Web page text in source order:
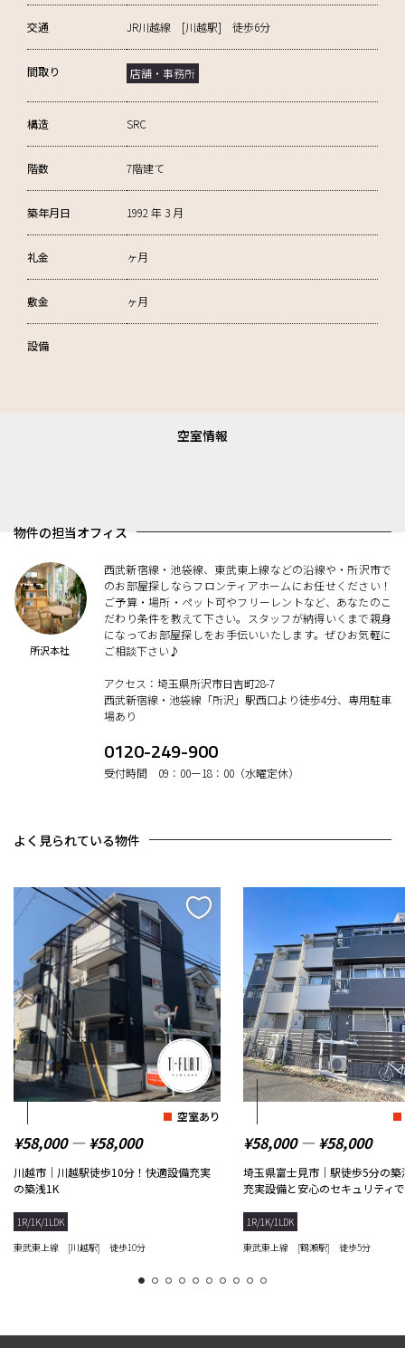
交通 JR川越線 [川越駅] 徒歩6分
間取り 店舗・事務所
構造 SRC
階数 7階建て
築年月日 1992 年 3 月
礼金 ヶ月
敷金 ヶ月
設備
空室情報
物件の担当オフィス
所沢本社
西武新宿線・池袋線、東武東上線などの沿線や・所沢市で
のお部屋探しならフロンティアホームにお任せください！
ご予算・場所・ペット可やフリーレントなど、あなたのこ
だわり条件を教えて下さい。スタッフが納得いくまで親身
になってお部屋探しをお手伝いいたします。ぜひお気軽に
ご相談下さい♪
アクセス：埼玉県所沢市日吉町28-7
西武新宿線・池袋線「所沢」駅西口より徒歩4分、専用駐車
場あり
0120-249-900
受付時間 09：00ー18：00（水曜定休）
よく見られている物件
空室あり
¥58,000 ― ¥58,000
川越市｜川越駅徒歩10分！快適設備充実
の築浅1K
1R/1K/1LDK
東武東上線 [川越駅] 徒歩10分
¥58,000 ― ¥58,000
埼玉県富士見市｜駅徒歩5分の築
充実設備と安心のセキュリティ
1R/1K/1LDK
東武東上線 [鶴瀬駅] 徒歩5分
1 2 3 4 5 6 7 8 9 10